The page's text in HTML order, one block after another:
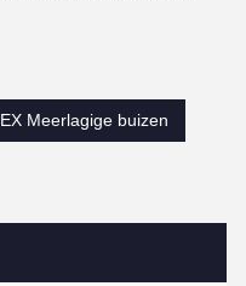
Meerlagige buizen